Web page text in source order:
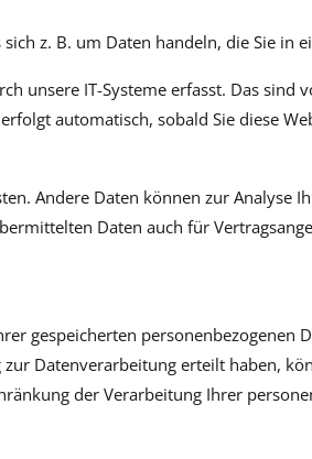
z. B. um Daten handeln, die Sie in
unsere IT-Systeme erfasst. Das sind
automatisch, sobald Sie diese
Andere Daten können zur Analyse
Daten auch für
gespeicherten personenbezogenen
Datenverarbeitung erteilt haben,
der Verarbeitung Ihrer